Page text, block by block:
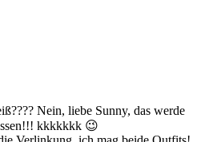
Nein, liebe Sunny, das werde
kkkkkkk 😉